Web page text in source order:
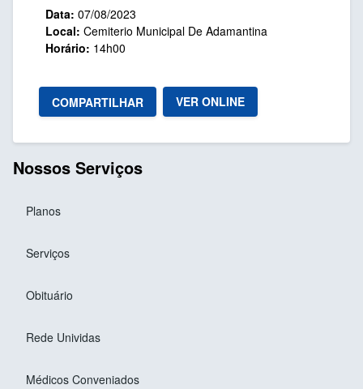
Data: 07/08/2023
Local: Cemiterio Municipal De Adamantina
Horário: 14h00
COMPARTILHAR VER ONLINE
Nossos Serviços
Planos
Serviços
Obituário
Rede Unividas
Médicos Conveniados